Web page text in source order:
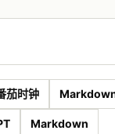
茄时钟
Markdown